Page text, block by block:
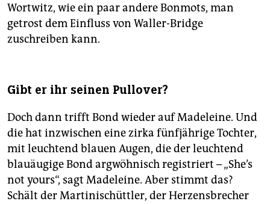
Wortwitz, wie ein paar andere Bonmots, man
getrost dem Einfluss von Waller-Bridge
zuschreiben kann.
Gibt er ihr seinen Pullover?
Doch dann trifft Bond wieder auf Madeleine. Und
die hat inzwischen eine zirka fünfjährige Tochter,
mit leuchtend blauen Augen, die der leuchtend
blauäugige Bond argwöhnisch registriert – „She’s
not yours“, sagt Madeleine. Aber stimmt das?
Schält der Martinischüttler, der Herzensbrecher